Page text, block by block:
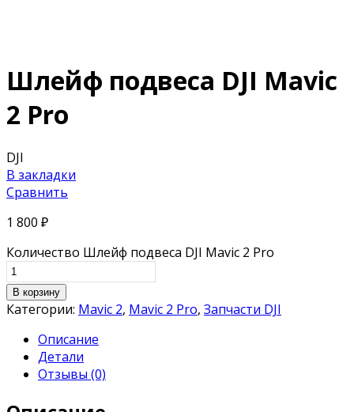
Шлейф подвеса DJI Mavic
2 Pro
DJI
В закладки
Сравнить
1 800 ₽
Количество Шлейф подвеса DJI Mavic 2 Pro
В корзину
Категории: Mavic 2, Mavic 2 Pro, Запчасти DJI
Описание
Детали
Отзывы (0)